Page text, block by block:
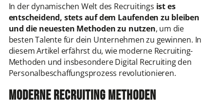
In der dynamischen Welt des Recruitings ist es
entscheidend, stets auf dem Laufenden zu bleiben
und die neuesten Methoden zu nutzen, um die
besten Talente für dein Unternehmen zu gewinnen. In
diesem Artikel erfährst du, wie moderne Recruiting-
Methoden und insbesondere Digital Recruiting den
Personalbeschaffungsprozess revolutionieren.
Moderne Recruiting Methoden